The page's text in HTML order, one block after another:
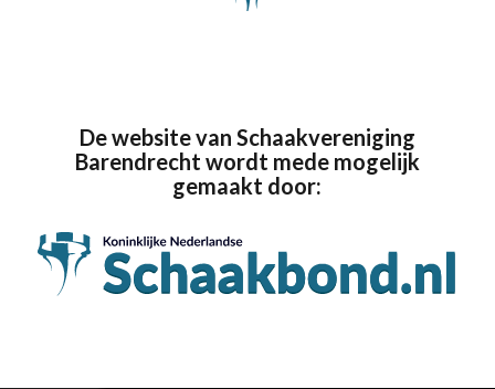
De website van Schaakvereniging
Barendrecht wordt mede mogelijk
gemaakt door: